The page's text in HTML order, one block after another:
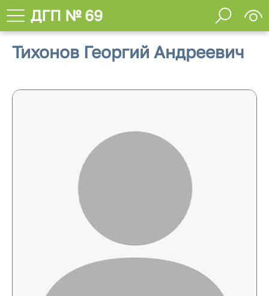
ДГП № 69
Тихонов Георгий Андреевич